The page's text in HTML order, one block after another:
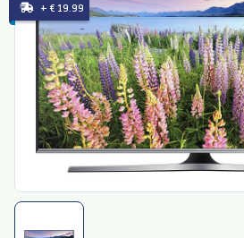
+ € 19.99